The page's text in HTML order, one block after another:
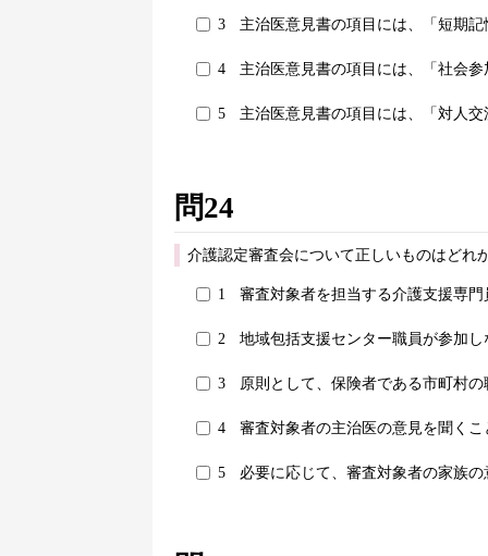
3 主治医意見書の項目には、「短期
4 主治医意見書の項目には、「社会
5 主治医意見書の項目には、「対人
問24
介護認定審査会について正しいものはどれ
1 審査対象者を担当する介護支援専
2 地域包括支援センター職員が参加
3 原則として、保険者である市町村
4 審査対象者の主治医の意見を聞く
5 必要に応じて、審査対象者の家族